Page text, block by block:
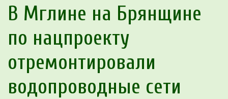
В Мглине на Брянщине
по нацпроекту
отремонтировали
водопроводные сети